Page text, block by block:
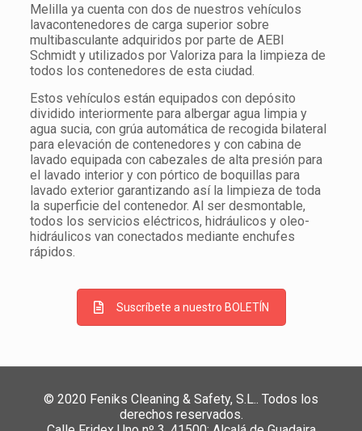
Melilla ya cuenta con dos de nuestros vehículos
lavacontenedores de carga superior sobre
multibasculante adquiridos por parte de AEBI
Schmidt y utilizados por Valoriza para la limpieza de
todos los contenedores de esta ciudad.
Estos vehículos están equipados con depósito
dividido interiormente para albergar agua limpia y
agua sucia, con grúa automática de recogida bilateral
para elevación de contenedores y con cabina de
lavado equipada con cabezales de alta presión para
el lavado interior y con pórtico de boquillas para
lavado exterior garantizando así la limpieza de toda
la superficie del contenedor. Al ser desmontable,
todos los servicios eléctricos, hidráulicos y oleo-
hidráulicos van conectados mediante enchufes
rápidos.
Suscríbete a nuestro BOLETÍN
© 2020 Feniks Cleaning & Safety, S.L.. Todos los
derechos reservados.